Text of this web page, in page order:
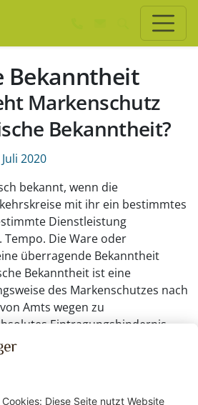
Bekanntheit
Markenschutz
Bekanntheit?
2020
bekannt, wenn die
mit ihr ein bestimmtes
Dienstleistung
Tempo. Die Ware oder
überragende Bekanntheit
Bekanntheit ist eine
des Markenschutzes nach
Amts wegen zu
Eintragungshindernis.